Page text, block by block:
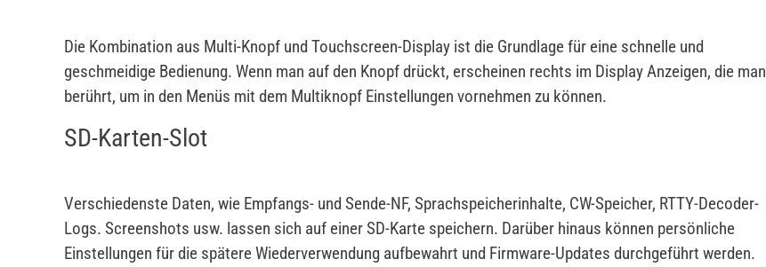
Die Kombination aus Multi-Knopf und Touchscreen-Display ist die Grundlage für eine schnelle und
geschmeidige Bedienung. Wenn man auf den Knopf drückt, erscheinen rechts im Display Anzeigen, die man
berührt, um in den Menüs mit dem Multiknopf Einstellungen vornehmen zu können.
SD-Karten-Slot
Verschiedenste Daten, wie Empfangs- und Sende-NF, Sprachspeicherinhalte, CW-Speicher, RTTY-Decoder-
Logs. Screenshots usw. lassen sich auf einer SD-Karte speichern. Darüber hinaus können persönliche
Einstellungen für die spätere Wiederverwendung aufbewahrt und Firmware-Updates durchgeführt werden.